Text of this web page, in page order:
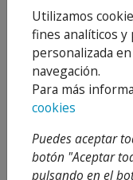
Utilizamos
fines analíticos
personalizada
navegación.
Para más
cookies
Puedes aceptar
botón "Aceptar
pulsando en el